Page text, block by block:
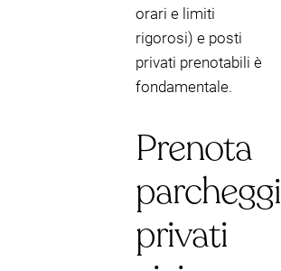
orari e limiti
rigorosi) e posti
privati prenotabili è
fondamentale.
Prenota
parcheggi
privati